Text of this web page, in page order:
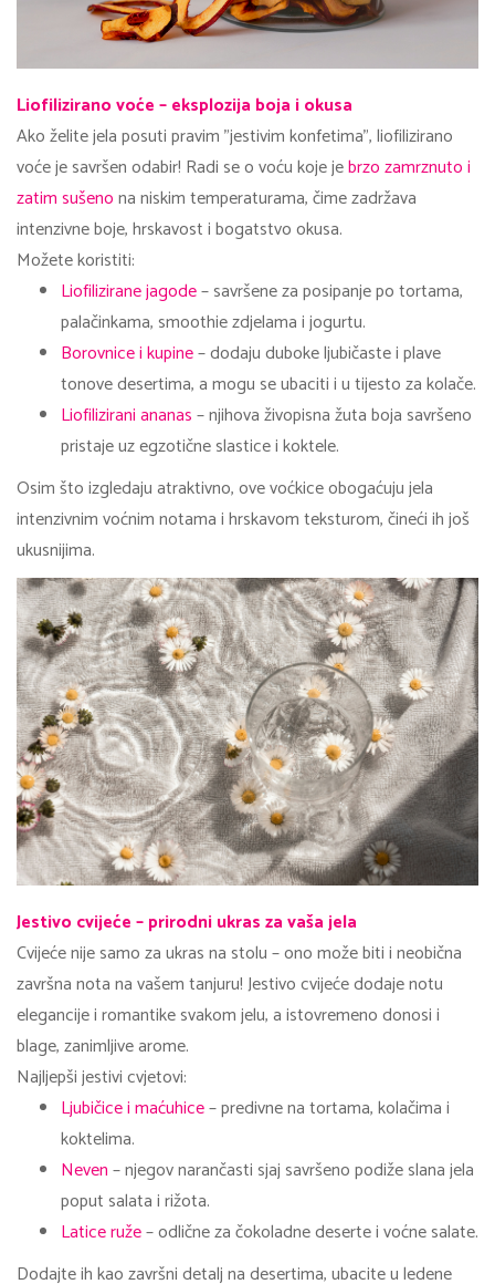
Liofilizirano voće – eksplozija boja i okusa
Ako želite jela posuti pravim "jestivim konfetima", liofilizirano
voće je savršen odabir! Radi se o voću koje jebrzo zamrznuto i
zatim sušenona niskim temperaturama, čime zadržava
intenzivne boje, hrskavost i bogatstvo okusa.
Možete koristiti:
Liofilizirane jagode– savršene za posipanje po tortama,
palačinkama, smoothie zdjelama i jogurtu.
Borovnice i kupine– dodaju duboke ljubičaste i plave
tonove desertima, a mogu se ubaciti i u tijesto za kolače.
Liofilizirani ananas– njihova živopisna žuta boja savršeno
pristaje uz egzotične slastice i koktele.
Osim što izgledaju atraktivno, ove voćkice obogaćuju jela
intenzivnim voćnim notama i hrskavom teksturom, čineći ih još
ukusnijima.
Jestivo cvijeće – prirodni ukras za vaša jela
Cvijeće nije samo za ukras na stolu – ono može biti i neobična
završna nota na vašem tanjuru! Jestivo cvijeće dodaje notu
elegancije i romantike svakom jelu, a istovremeno donosi i
blage, zanimljive arome.
Najljepši jestivi cvjetovi:
Ljubičice i maćuhice– predivne na tortama, kolačima i
koktelima.
Neven– njegov narančasti sjaj savršeno podiže slana jela
poput salata i rižota.
Latice ruže– odlične za čokoladne deserte i voćne salate.
Dodajte ih kao završni detalj na desertima, ubacite u ledene